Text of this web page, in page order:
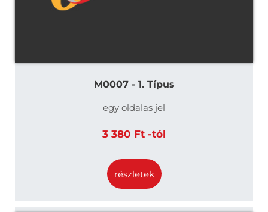
M0007 - 1. Típus
egy oldalas jel
3 380 Ft -tól
részletek